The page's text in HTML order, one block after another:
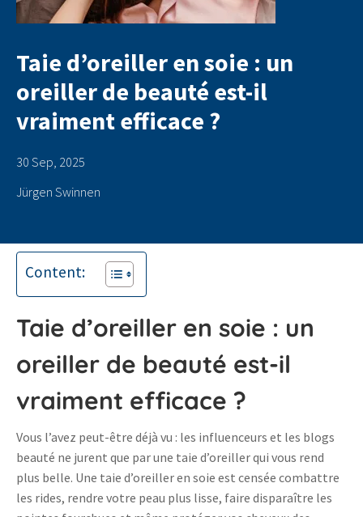
Taie d’oreiller en soie : un
oreiller de beauté est-il
vraiment efficace ?
30 Sep, 2025
Jürgen Swinnen
Content:
Taie d’oreiller en soie : un
oreiller de beauté est-il
vraiment efficace ?
Vous l’avez peut-être déjà vu : les influenceurs et les blogs
beauté ne jurent que par une taie d’oreiller qui vous rend
plus belle. Une taie d’oreiller en soie est censée combattre
les rides, rendre votre peau plus lisse, faire disparaître les